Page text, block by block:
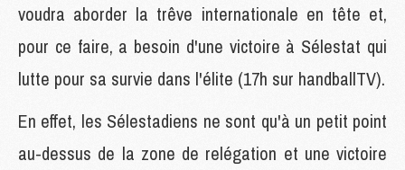
voudra aborder la trêve internationale en tête et,
pour ce faire, a besoin d'une victoire à Sélestat qui
lutte pour sa survie dans l'élite (17h sur handballTV).
En effet, les Sélestadiens ne sont qu'à un petit point
au-dessus de la zone de relégation et une victoire